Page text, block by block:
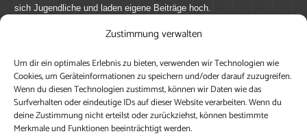
Zustimmung verwalten
Um dir ein optimales Erlebnis zu bieten, verwenden wir Technologien wie
Cookies, um Geräteinformationen zu speichern und/oder darauf zuzugreifen.
Wenn du diesen Technologien zustimmst, können wir Daten wie das
Surfverhalten oder eindeutige IDs auf dieser Website verarbeiten. Wenn du
deine Zustimmung nicht erteilst oder zurückziehst, können bestimmte
Merkmale und Funktionen beeinträchtigt werden.
sich Jugendliche und laden eigene Beiträge hoch.
youpod.de lebt von Menschen wie dir. Sammel
journalistische Erfahrung, teile deine Perspektive und
veröffentliche deine Beiträge auf youpod.de.Du musst
dich anmelden, um alle Funktionen nutzen zu können, ein
Profil anzulegen, eigene Beiträge hochzuladen und zu